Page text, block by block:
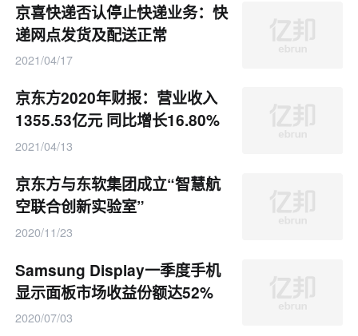
京喜快递否认停止快递业务：快
递网点发货及配送正常
2021/04/17
京东方2020年财报：营业收入
1355.53亿元 同比增长16.80%
2021/04/13
京东方与东软集团成立“智慧航
空联合创新实验室”
2020/11/23
Samsung Display一季度手机
显示面板市场收益份额达52%
2020/07/03